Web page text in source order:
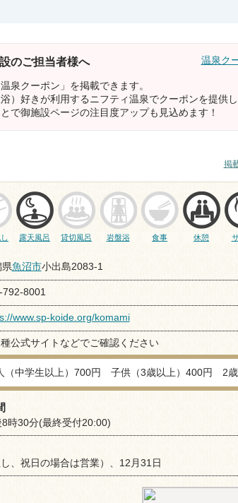
のご担当者様へ 温泉ク
泉クーポン」を掲載できます。
）好きが利用するニフティ温泉でクーポンを提供し
で御施設ページの注目度アップも見込めます！
掲
露天風呂 貸切風呂 岩盤浴 食事 休憩
県魚沼市小出島2083-1
792-8001
www.sp-koide.org/komami
公式サイトなどでご確認ください
（中学生以上）700円 子供（3歳以上）400円 2
時30分(最終受付20:00)
、祝日の場合は営業）、12月31日